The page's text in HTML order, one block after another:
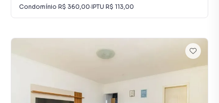
Condomínio R$ 360,00·IPTU R$ 113,00